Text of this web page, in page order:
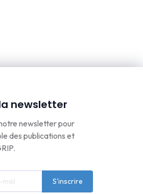
newsletter
newsletter pour
des publications et
S'inscrire